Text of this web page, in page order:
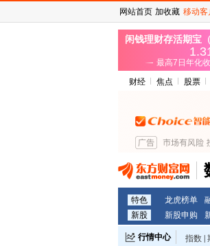
财经 焦点 股票
特色 龙虎榜单
新股
新股申购
行情中心 指数
网站首页 加收藏 移动客